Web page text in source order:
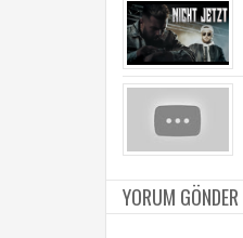
YORUM GÖNDER